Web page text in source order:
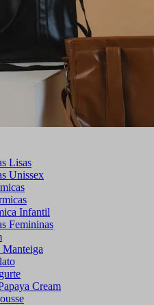
Lisas
Unissex
Infantil
Femininas
Cream